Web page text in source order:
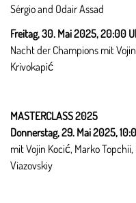
Sérgio and Odair Assad
Freitag, 30. Mai 2025,20:00
Nacht der Champions mit
Krivokapić
MASTERCLASS 2025
Donnerstag, 29. Mai 2025,
mit Vojin Kocić, Marko
Viazovskiy